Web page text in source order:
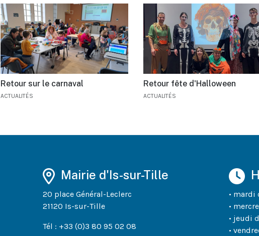
Retour sur le carnaval
ACTUALITÉS
Retour fête d'Halloween
ACTUALITÉS
Mairie d'Is-sur-Tille
20 place Général-Leclerc
21120 Is-sur-Tille
Tél : +33 (0)3 80 95 02 08
• mardi
•
• jeudi
•